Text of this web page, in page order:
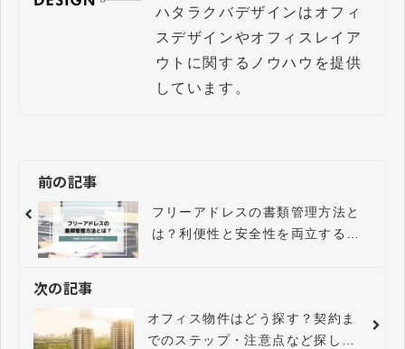
ハタラクバデザインはオフィ
スデザインやオフィスレイア
ウトに関するノウハウを提供
しています。
前の記事
フリーアドレスの書類管理方法と
は？利便性と安全性を両立するコ
次の記事
オフィス物件はどう探す？契約ま
でのステップ・注意点など探し方